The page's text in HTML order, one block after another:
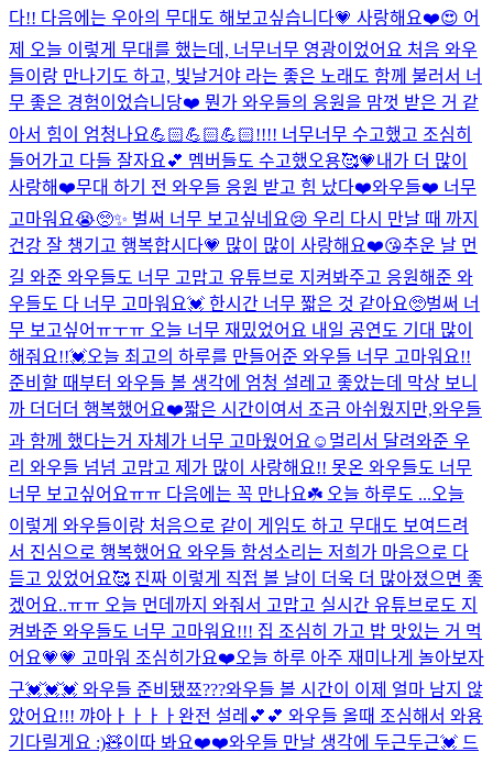
다!! 다음에는 우아의 무대도 해보고싶습니다💗 사랑해요❤️😍 어
제 오늘 이렇게 무대를 했는데, 너무너무 영광이었어요 처음 와우
들이랑 만나기도 하고, 빛날거야 라는 좋은 노래도 함께 불러서 너
무 좋은 경험이었습니당❤️ 뭔가 와우들의 응원을 맘껏 받은 거 같
아서 힘이 엄청나요💪🏻💪🏻💪🏻!!!! 너무너무 수고했고 조심히
들어가고 다들 잘자요💕 멤버들도 수고했오용🥰💗내가 더 많이
사랑해❤️무대 하기 전 와우들 응원 받고 힘 났다❤️와우들❤️ 너무
고마워요😭🥺✨ 벌써 너무 보고싶네요😢 우리 다시 만날 때 까지
건강 잘 챙기고 행복합시다💗 많이 많이 사랑해요❤️😘추운 날 먼
길 와준 와우들도 너무 고맙고 유튜브로 지켜봐주고 응원해준 와
우들도 다 너무 고마워요💓 한시간 너무 짧은 것 같아요🥺벌써 너
무 보고싶어ㅠㅜㅠ 오늘 너무 재밌었어요 내일 공연도 기대 많이
해줘요!!💓오늘 최고의 하루를 만들어준 와우들 너무 고마워요!!
준비할 때부터 와우들 볼 생각에 엄청 설레고 좋았는데 막상 보니
까 더더더 행복했어요❤️짧은 시간이여서 조금 아쉬웠지만,와우들
과 함께 했다는거 자체가 너무 고마웠어요☺️멀리서 달려와준 우
리 와우들 넘넘 고맙고 제가 많이 사랑해요!! 못온 와우들도 너무
너무 보고싶어요ㅠㅠ 다음에는 꼭 만나요☘️ 오늘 하루도 ...오늘
이렇게 와우들이랑 처음으로 같이 게임도 하고 무대도 보여드려
서 진심으로 행복했어요 와우들 함성소리는 저희가 마음으로 다
듣고 있었어요🥰 진짜 이렇게 직접 볼 날이 더욱 더 많아졌으면 좋
겠어요..ㅠㅠ 오늘 먼데까지 와줘서 고맙고 실시간 유튜브로도 지
켜봐준 와우들도 너무 고마워요!!! 집 조심히 가고 밥 맛있는 거 먹
어요💗💗 고마워 조심히가요❤️오늘 하루 아주 재미나게 놀아보자
구💓💓💓 와우들 준비됐쬬???와우들 볼 시간이 이제 얼마 남지 않
았어요!!! 꺄아ㅏㅏㅏㅏ완전 설레💕💕 와우들 올때 조심해서 와용
기다릴게요 :)🧸이따 봐요❤️❤️와우들 만날 생각에 두근두근💓 드